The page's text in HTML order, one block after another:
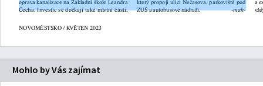
Mohlo by Vás zajímat